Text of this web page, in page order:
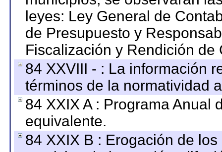
leyes: Ley General de
de Presupuesto y
Fiscalización y Rendición
84 XXVIII - : La información
términos de la normatividad
84 XXIX A : Programa Anual
equivalente.
84 XXIX B : Erogación de